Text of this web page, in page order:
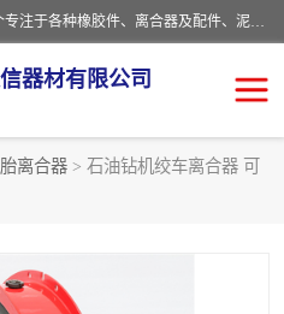
河南大林橡胶通信器材有限公司是一个专注于各种橡胶件、离合器及配件、泥浆泵及配件等产品设计制造和加工的企业。产品应用于矿山、冶金、石油、钢铁、化工、水泥、船舶、造纸、通用机械等各种大功率机械传动或制动装置。
器材有限公司
离合器 > 石油钻机绞车离合器 可
矿山离合器